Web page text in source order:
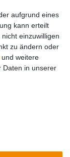
AGB
aufgrund eines
kann erteilt
einzuwilligen
zu ändern oder
und weitere
Daten in unserer